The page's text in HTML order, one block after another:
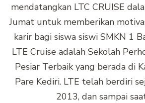
mendatangkan LTC CRUISE
Jumat untuk memberikan
karir bagi siswa siswi SMKN 1
LTE Cruise adalah Sekolah
Pesiar Terbaik yang berada di
Pare Kediri. LTE telah berdiri
2013, dan sampai